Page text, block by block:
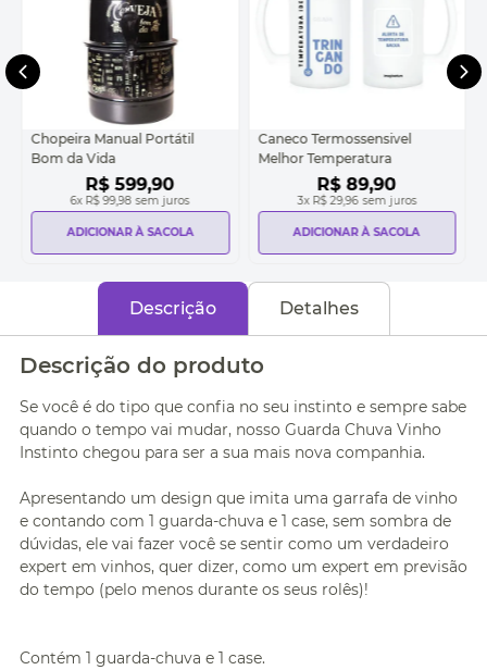
Chopeira Manual Portátil
Bom da Vida
R$ 599,90
6x R$ 99,98 sem juros
ADICIONAR À SACOLA
Caneco Termossensivel
Melhor Temperatura
R$ 89,90
3x R$ 29,96 sem juros
ADICIONAR À SACOLA
Descrição Detalhes
Descrição do produto
Se você é do tipo que confia no seu instinto e sempre sabe
quando o tempo vai mudar, nosso Guarda Chuva Vinho
Instinto chegou para ser a sua mais nova companhia.
Apresentando um design que imita uma garrafa de vinho
e contando com 1 guarda-chuva e 1 case, sem sombra de
dúvidas, ele vai fazer você se sentir como um verdadeiro
expert em vinhos, quer dizer, como um expert em previsão
do tempo (pelo menos durante os seus rolês)!
Contém 1 guarda-chuva e 1 case.